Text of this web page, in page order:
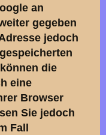
an
gegeben
jedoch
die
eine
Browser
Sie jedoch
Fall